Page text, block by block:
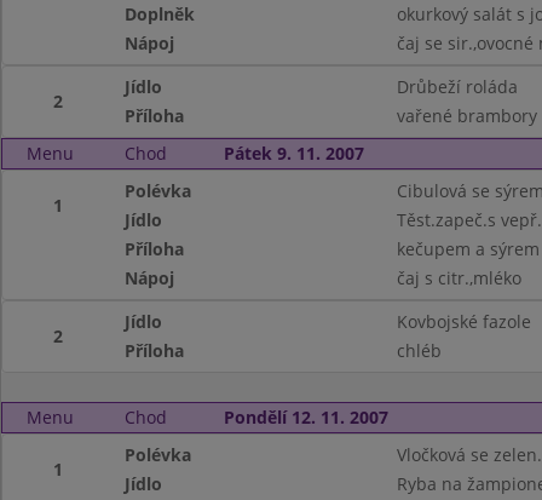
Doplněk
okurkový salát s
Nápoj
čaj se sir.,ovocné
2
Jídlo
Drůbeží roláda
Příloha
vařené brambory
Menu
Chod Pátek 9. 11. 2007
1
Polévka
Cibulová se
Jídlo
Těst.zapeč.s
Příloha
kečupem a sýrem
Nápoj
čaj s citr.,mléko
2
Jídlo
Kovbojské fazole
Příloha
chléb
Menu Chod Pondělí 12. 11. 2007
1
Polévka
Vločková se zelen.
Jídlo
Ryba na